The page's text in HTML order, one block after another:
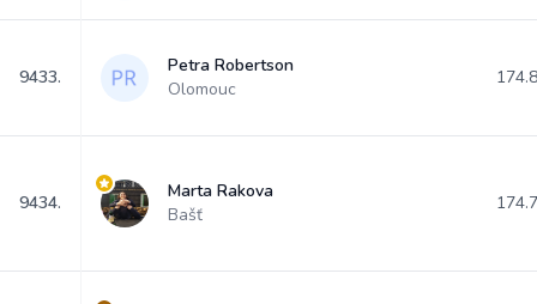
9433.
Petra Robertson
Olomouc
9434.
Marta Rakova
Bašť